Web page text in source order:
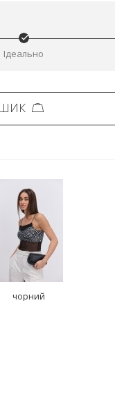
Ідеально
чорний